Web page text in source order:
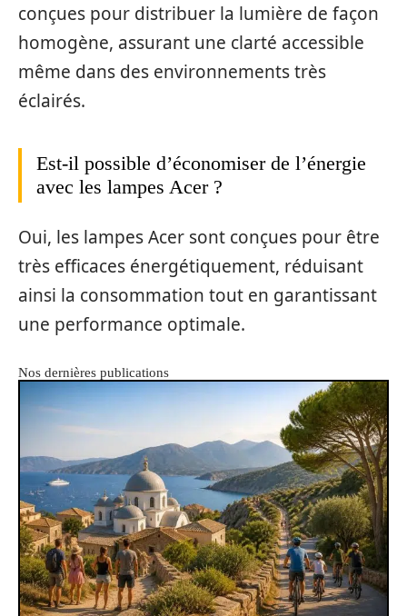
conçues pour distribuer la lumière de façon
homogène, assurant une clarté accessible
même dans des environnements très
éclairés.
Est-il possible d’économiser de l’énergie
avec les lampes Acer ?
Oui, les lampes Acer sont conçues pour être
très efficaces énergétiquement, réduisant
ainsi la consommation tout en garantissant
une performance optimale.
Nos dernières publications